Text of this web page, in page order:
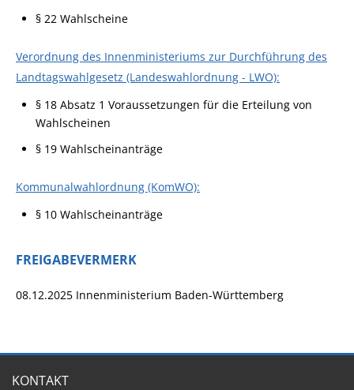
§ 22 Wahlscheine
Verordnung des Innenministeriums zur Durchführung des
Landtagswahlgesetz (Landeswahlordnung - LWO):
§ 18 Absatz 1 Voraussetzungen für die Erteilung von
Wahlscheinen
§ 19 Wahlscheinanträge
Kommunalwahlordnung (KomWO):
§ 10 Wahlscheinanträge
FREIGABEVERMERK
08.12.2025 Innenministerium Baden-Württemberg
KONTAKT